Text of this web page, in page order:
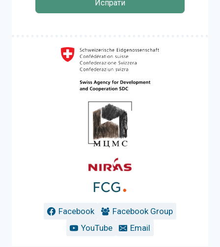
Испрати
Facebook
Facebook Group
YouTube
Email